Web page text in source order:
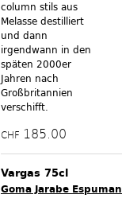
column stils aus
Melasse destilliert
und dann
irgendwann in den
späten 2000er
Jahren nach
Großbritannien
verschifft.
CHF 185.00
Vargas 75cl
Goma Jarabe